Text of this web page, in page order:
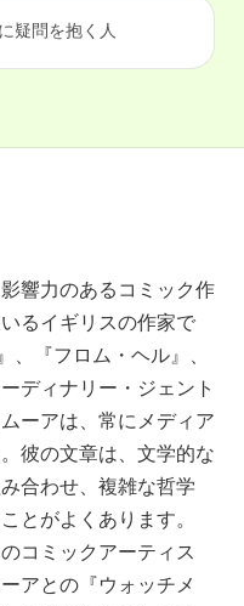
疑問を抱く人
響力のあるコミック作
るイギリスの作家で
、『フロム・ヘル』、
ディナリー・ジェント
ーアは、常にメディア
彼の文章は、文学的な
合わせ、複雑な哲学
とがよくあります。
コミックアーティス
アとの『ウォッチメ